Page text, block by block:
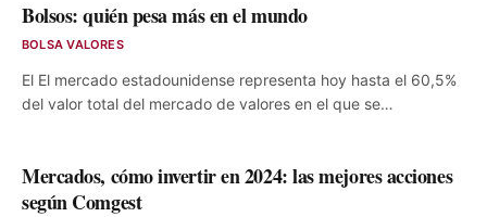
Bolsos: quién pesa más en el mundo
BOLSA VALORES
El El mercado estadounidense representa hoy hasta el 60,5%
del valor total del mercado de valores en el que se…
Mercados, cómo invertir en 2024: las mejores acciones
según Comgest